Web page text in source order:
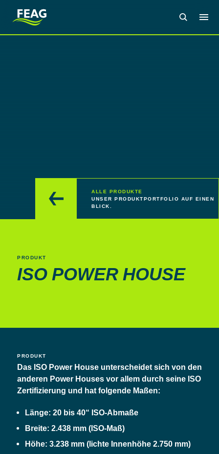
ALLE PRODUKTE
UNSER PRODUKTPORTFOLIO AUF EINEN
BLICK.
PRODUKT
ISO POWER HOUSE
PRODUKT
Das ISO Power House unterscheidet sich von den
anderen Power Houses vor allem durch seine ISO
Zertifizierung und hat folgende Maßen:
Länge: 20 bis 40“ ISO-Abmaße
Breite: 2.438 mm (ISO-Maß)
Höhe: 3.238 mm (lichte Innenhöhe 2.750 mm)